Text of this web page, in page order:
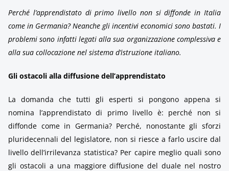
Perché l’apprendistato di primo livello non si diffonde in Italia
come in Germania? Neanche gli incentivi economici sono bastati. I
problemi sono infatti legati alla sua organizzazione complessiva e
alla sua collocazione nel sistema d’istruzione italiano.
Gli ostacoli alla diffusione dell’apprendistato
La domanda che tutti gli esperti si pongono appena si
nomina l’apprendistato di primo livello è: perché non si
diffonde come in Germania? Perché, nonostante gli sforzi
pluridecennali del legislatore, non si riesce a farlo uscire dal
livello dell’irrilevanza statistica? Per capire meglio quali sono
gli ostacoli a una maggiore diffusione del duale nel nostro